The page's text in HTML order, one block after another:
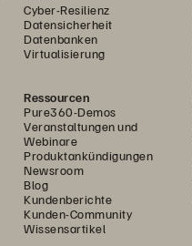
Cyber-Resilienz
Datensicherheit
Datenbanken
Virtualisierung
Ressourcen
Pure360-Demos
Veranstaltungen und
Webinare
Produktankündigungen
Newsroom
Blog
Kundenberichte
Kunden-Community
Wissensartikel